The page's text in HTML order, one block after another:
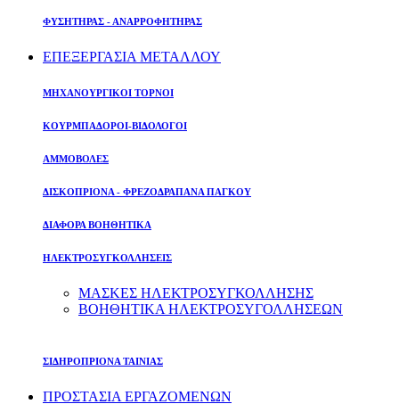
ΦΥΣΗΤΗΡΑΣ - ΑΝΑΡΡΟΦΗΤΗΡΑΣ
ΕΠΕΞΕΡΓΑΣΙΑ ΜΕΤΑΛΛΟΥ
ΜΗΧΑΝΟΥΡΓΙΚΟΙ ΤΟΡΝΟΙ
ΚΟΥΡΜΠΑΔΟΡΟΙ-ΒΙΔΟΛΟΓΟΙ
ΑΜΜΟΒΟΛΕΣ
ΔΙΣΚΟΠΡΙΟΝΑ - ΦΡΕΖΟΔΡΑΠΑΝΑ ΠΑΓΚΟΥ
ΔΙΑΦΟΡΑ ΒΟΗΘΗΤΙΚΑ
ΗΛΕΚΤΡΟΣΥΓΚΟΛΛΗΣΕΙΣ
ΜΑΣΚΕΣ ΗΛΕΚΤΡΟΣΥΓΚΟΛΛΗΣΗΣ
ΒΟΗΘΗΤΙΚΑ ΗΛΕΚΤΡΟΣΥΓΟΛΛΗΣΕΩΝ
ΣΙΔΗΡΟΠΡΙΟΝΑ ΤΑΙΝΙΑΣ
ΠΡΟΣΤΑΣΙΑ ΕΡΓΑΖΟΜΕΝΩΝ